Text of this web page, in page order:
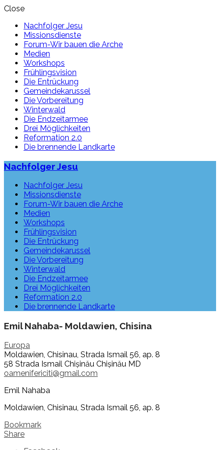
Close
Nachfolger Jesu
Missionsdienste
Forum-Wir bauen die Arche
Medien
Workshops
Frühlingsvision
Die Entrückung
Gemeindekarussel
Die Vorbereitung
Winterwald
Die Endzeitarmee
Drei Möglichkeiten
Reformation 2.0
Die brennende Landkarte
Nachfolger Jesu
Nachfolger Jesu
Missionsdienste
Forum-Wir bauen die Arche
Medien
Workshops
Frühlingsvision
Die Entrückung
Gemeindekarussel
Die Vorbereitung
Winterwald
Die Endzeitarmee
Drei Möglichkeiten
Reformation 2.0
Die brennende Landkarte
Emil Nahaba- Moldawien, Chisina
Europa
Moldawien, Chisinau, Strada Ismail 56, ap. 8
58 Strada Ismail Chișinău Chișinău MD
oamenifericiti@gmail.com
Emil Nahaba
Moldawien, Chisinau, Strada Ismail 56, ap. 8
Bookmark
Share